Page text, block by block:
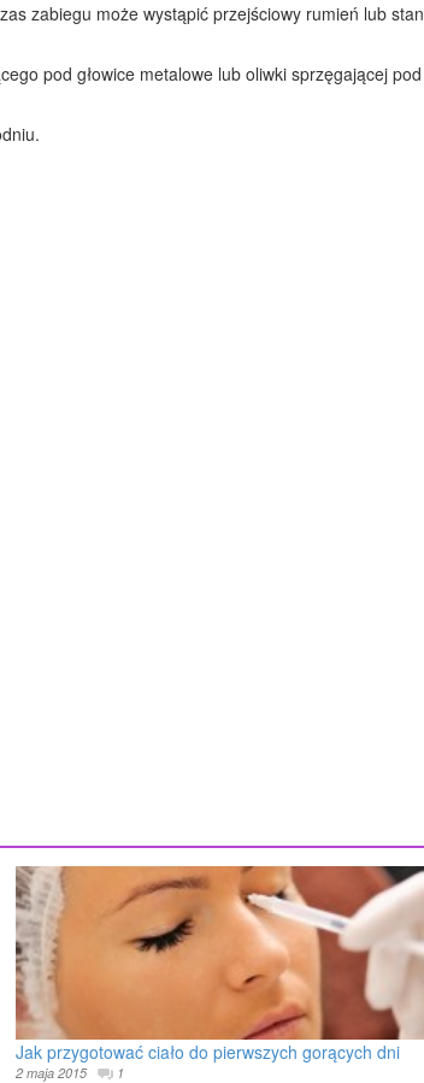
zabiegu może wystąpić przejściowy rumień lub stan
pod głowice metalowe lub oliwki sprzęgającej pod
Jak przygotować ciało do pierwszych gorących dni
2 maja 2015 1